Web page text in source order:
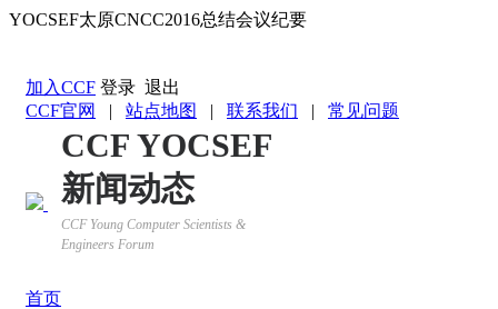
YOCSEF太原CNCC2016总结会议纪要
加入CCF 登录 退出
CCF官网
| 站点地图 | 联系我们 | 常见问题
CCF YOCSEF
新闻动态
CCF Young Computer Scientists &
Engineers Forum
首页